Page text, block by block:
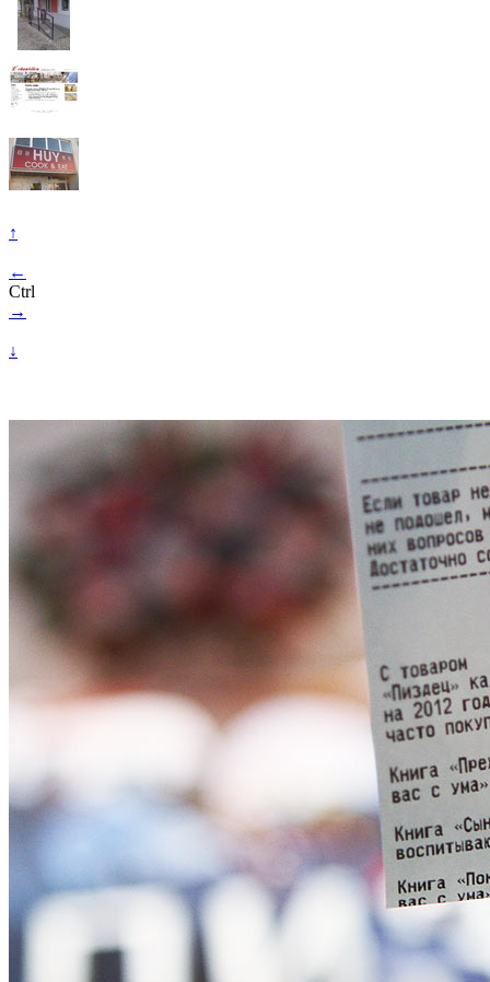
↑
←
Ctrl
→
↓